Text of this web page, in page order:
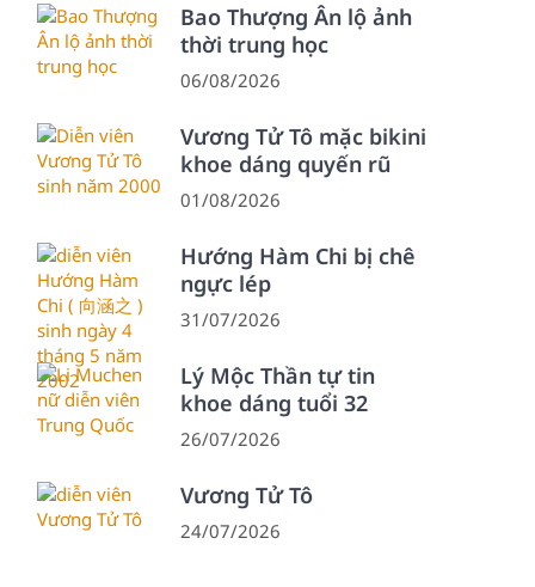
Bao Thượng Ân lộ ảnh
thời trung học
06/08/2026
Vương Tử Tô mặc bikini
khoe dáng quyến rũ
01/08/2026
Hướng Hàm Chi bị chê
ngực lép
31/07/2026
Lý Mộc Thần tự tin
khoe dáng tuổi 32
26/07/2026
Vương Tử Tô
24/07/2026